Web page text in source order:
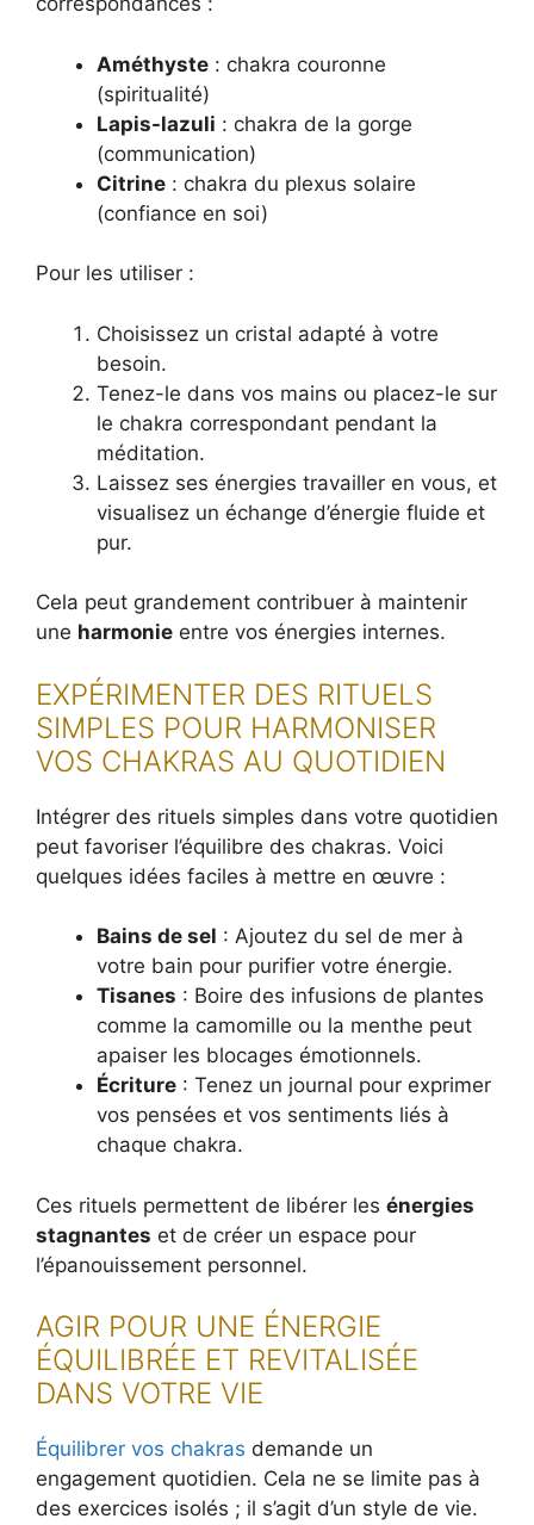
Améthyste : chakra couronne
(spiritualité)
Lapis-lazuli : chakra de la gorge
(communication)
Citrine : chakra du plexus solaire
(confiance en soi)
Pour les utiliser :
Choisissez un cristal adapté à votre
besoin.
Tenez-le dans vos mains ou placez-le sur
le chakra correspondant pendant la
méditation.
Laissez ses énergies travailler en vous, et
visualisez un échange d’énergie fluide et
pur.
Cela peut grandement contribuer à maintenir
une harmonie entre vos énergies internes.
EXPÉRIMENTER DES RITUELS
SIMPLES POUR HARMONISER
VOS CHAKRAS AU QUOTIDIEN
Intégrer des rituels simples dans votre quotidien
peut favoriser l’équilibre des chakras. Voici
quelques idées faciles à mettre en œuvre :
Bains de sel : Ajoutez du sel de mer à
votre bain pour purifier votre énergie.
Tisanes : Boire des infusions de plantes
comme la camomille ou la menthe peut
apaiser les blocages émotionnels.
Écriture : Tenez un journal pour exprimer
vos pensées et vos sentiments liés à
chaque chakra.
Ces rituels permettent de libérer les énergies
stagnantes et de créer un espace pour
l’épanouissement personnel.
AGIR POUR UNE ÉNERGIE
ÉQUILIBRÉE ET REVITALISÉE
DANS VOTRE VIE
Équilibrer vos chakras demande un
engagement quotidien. Cela ne se limite pas à
des exercices isolés ; il s’agit d’un style de vie.